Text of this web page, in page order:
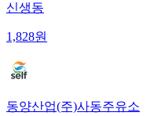
신생동
1,828원
동양산업(주)사동주유소